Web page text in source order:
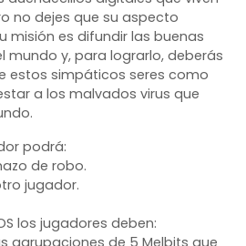
no dejes que su aspecto
misión es difundir las buenas
mundo y, para lograrlo, deberás
estos simpáticos seres como
a los malvados virus que
podrá:
de robo.
jugador.
los jugadores deben:
agrupaciones de 5 Melbits que